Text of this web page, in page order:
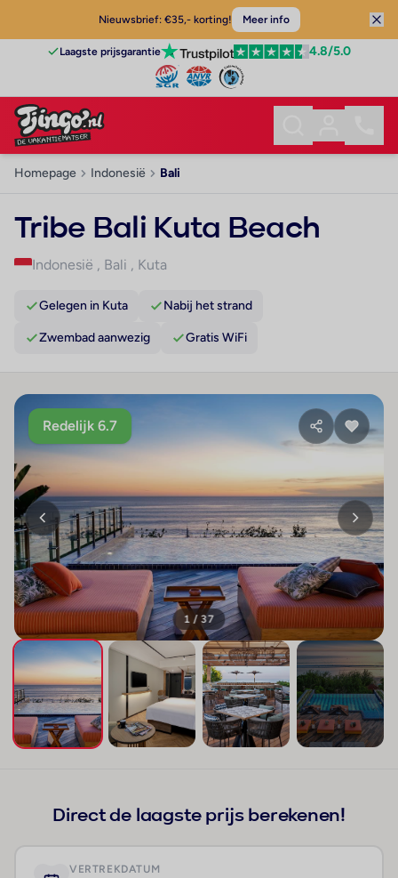
Nieuwsbrief: €35,- korting! Meer info
Laagste prijsgarantie 4.8/5.0
Homepage Indonesië Bali
Tribe Bali Kuta Beach
Indonesië , Bali , Kuta
Gelegen in Kuta Nabij het strand
Zwembad aanwezig Gratis WiFi
Redelijk 6.7
1 / 37
Direct de laagste prijs berekenen!
VERTREKDATUM